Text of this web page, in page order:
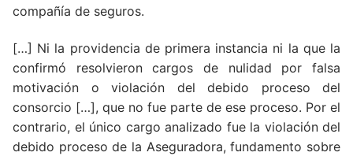
compañía de seguros.
[…] Ni la providencia de primera instancia ni la que la
confirmó resolvieron cargos de nulidad por falsa
motivación o violación del debido proceso del
consorcio […], que no fue parte de ese proceso. Por el
contrario, el único cargo analizado fue la violación del
debido proceso de la Aseguradora, fundamento sobre